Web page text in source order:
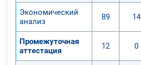
Экономический
анализ
89 14
Промежуточная
аттестация
12 0